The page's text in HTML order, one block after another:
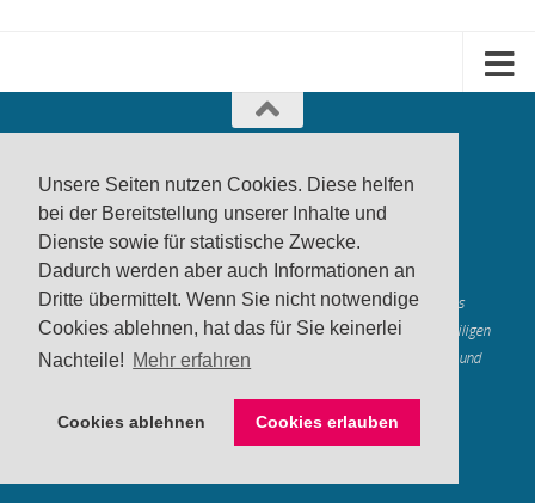
Unsere Seiten nutzen Cookies. Diese helfen
bei der Bereitstellung unserer Inhalte und
Dienste sowie für statistische Zwecke.
Dadurch werden aber auch Informationen an
Dritte übermittelt. Wenn Sie nicht notwendige
Cookies ablehnen, hat das für Sie keinerlei
Nachteile! Mehr erfahren
Cookies ablehnen Cookies erlauben
produktwarnung.eu - 2007-2026
Made in Gerstetten |Medienzentrum Gerstetten
Alle genannten Marken, Warenzeichen und Logos innerhalb dieses
Medienangebotes sind durch die Marken- und Urheberechte der jeweiligen
Rechteinhaber geschützt, und dienen lediglich der Berichterstattung und